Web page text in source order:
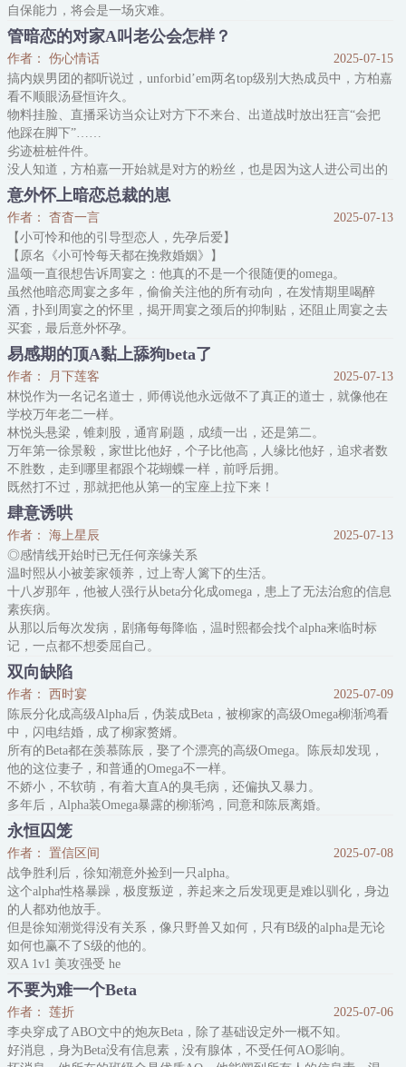
自保能力，将会是一场灾难。
他伪装成alpha，进入新联盟国第一军校，只为掌控命运，不要沦为权
贵的玩物，然后带妈妈回家乡去。
可养了他十几年的宋家不同意，继兄的冰冷算计，将他逼至绝境。
而他最爱的人，已经分化成顶级alpha的江遂，在他提出分手时，疯狂
咬上他的后颈：
“是不是什么人都可以这样对你？”
云行从未想过自己的枪口有一天
管暗恋的对家A叫老公会怎样？
作者： 伤心情话
2025-07-15
搞内娱男团的都听说过，unforbid’em两名top级别大热成员中，方柏嘉
看不顺眼汤昼恒许久。
物料挂脸、直播采访当众让对方下不来台、出道战时放出狂言“会把
他踩在脚下”……
劣迹桩桩件件。
没人知道，方柏嘉一开始就是对方的粉丝，也是因为这人进公司出的
道。
更没人知道，方柏嘉私底下在小号里管汤昼恒一口一个“老公”地叫。
出道第四年，易感期神志不清的方柏嘉误打误撞和送上门来的汤昼恒
度过一夜。
以为自己在做梦，不仅真的在现实里叫了那人一晚上老公，还放出豪
言要以五分钟十万的购买对方的使用权，欲对汤昼
意外怀上暗恋总裁的崽
作者： 杳杳一言
2025-07-13
【小可怜和他的引导型恋人，先孕后爱】
【原名《小可怜每天都在挽救婚姻》】
温颂一直很想告诉周宴之：他真的不是一个很随便的omega。
虽然他暗恋周宴之多年，偷偷关注他的所有动向，在发情期里喝醉
酒，扑到周宴之的怀里，揭开周宴之颈后的抑制贴，还阻止周宴之去
买套，最后意外怀孕。
但他真的是个好人。
他以为周宴之一定很讨厌他，正准备离开这座城市的时候，周宴之找
到他，问他：“那晚我也有责任，你愿不愿意和我结婚？”
.
周宴之一直觉得他资助的小孩很有意思。
漂亮、可爱、学习很认真，有点拧巴的小脾气，唯
易感期的顶A黏上舔狗beta了
作者： 月下莲客
2025-07-13
林悦作为一名记名道士，师傅说他永远做不了真正的道士，就像他在
学校万年老二一样。
林悦头悬梁，锥刺股，通宵刷题，成绩一出，还是第二。
万年第一徐景毅，家世比他好，个子比他高，人缘比他好，追求者数
不胜数，走到哪里都跟个花蝴蝶一样，前呼后拥。
既然打不过，那就把他从第一的宝座上拉下来！
顶着熊猫眼的林悦，探听到徐景毅是超级恐同者。被男人拉手会恶
心，被男人摸会暴怒，若是被男人亲了，会一夜噩梦。
林悦会心一笑，计上心来。
徐景毅被脏东西缠上了，妈妈带他去了一处道观。
道观里的小道士竟然是他的同班同学林
肆意诱哄
作者： 海上星辰
2025-07-13
◎感情线开始时已无任何亲缘关系
温时熙从小被姜家领养，过上寄人篱下的生活。
十八岁那年，他被人强行从beta分化成omega，患上了无法治愈的信息
素疾病。
从那以后每次发病，剧痛每每降临，温时熙都会找个alpha来临时标
记，一点都不想委屈自己。
不过关于这件事，温时熙有两个原则：
一、他讨厌海洋香水味道的信息素；
二、也绝不会被同一个alpha标记两次。
一个alpha用完就丢，温时熙骨子里冷漠至极，就像个没长心的人。
*
温时熙二十五岁那年，与他同辈的大哥姜权宇突然归国。
没人知道姜
双向缺陷
作者： 西时宴
2025-07-09
陈辰分化成高级Alpha后，伪装成Beta，被柳家的高级Omega柳渐鸿看
中，闪电结婚，成了柳家赘婿。
所有的Beta都在羡慕陈辰，娶了个漂亮的高级Omega。陈辰却发现，
他的这位妻子，和普通的Omega不一样。
不娇小，不软萌，有着大直A的臭毛病，还偏执又暴力。
多年后，Alpha装Omega暴露的柳渐鸿，同意和陈辰离婚。
陈辰却不愿意。
“Alpha和Alpha怎么了？你毛病多，我也不少，我们生来不完美，都有
缺陷。
但这是你缺个我，我缺个你，我们结合了，就完美了。”
（a装b攻，a装o受
永恒囚笼
作者： 置信区间
2025-07-08
战争胜利后，徐知潮意外捡到一只alpha。
这个alpha性格暴躁，极度叛逆，养起来之后发现更是难以驯化，身边
的人都劝他放手。
但是徐知潮觉得没有关系，像只野兽又如何，只有B级的alpha是无论
如何也赢不了S级的他的。
双A 1v1 美攻强受 he
腹黑变态alpha攻×暴躁疯批alpha受
徐知潮×郁海
避雷：
1、狗血狗血狗血，雷雷雷，不喜请及时关闭。
2、攻受不是好人，也没有洗白的意思。
不要为难一个Beta
作者： 莲折
2025-07-06
李央穿成了ABO文中的炮灰Beta，除了基础设定外一概不知。
好消息，身为Beta没有信息素，没有腺体，不受任何AO影响。